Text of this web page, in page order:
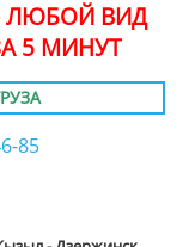
ЛЮБОЙ ВИД
5 МИНУТ
85